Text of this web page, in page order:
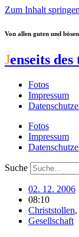
Zum Inhalt springen
Von allen guten und
Jenseits
Fotos
Impressum
Fotos
Impressum
Suche
02. 12. 2006
08:10
Christstollen,
Gesellschaft